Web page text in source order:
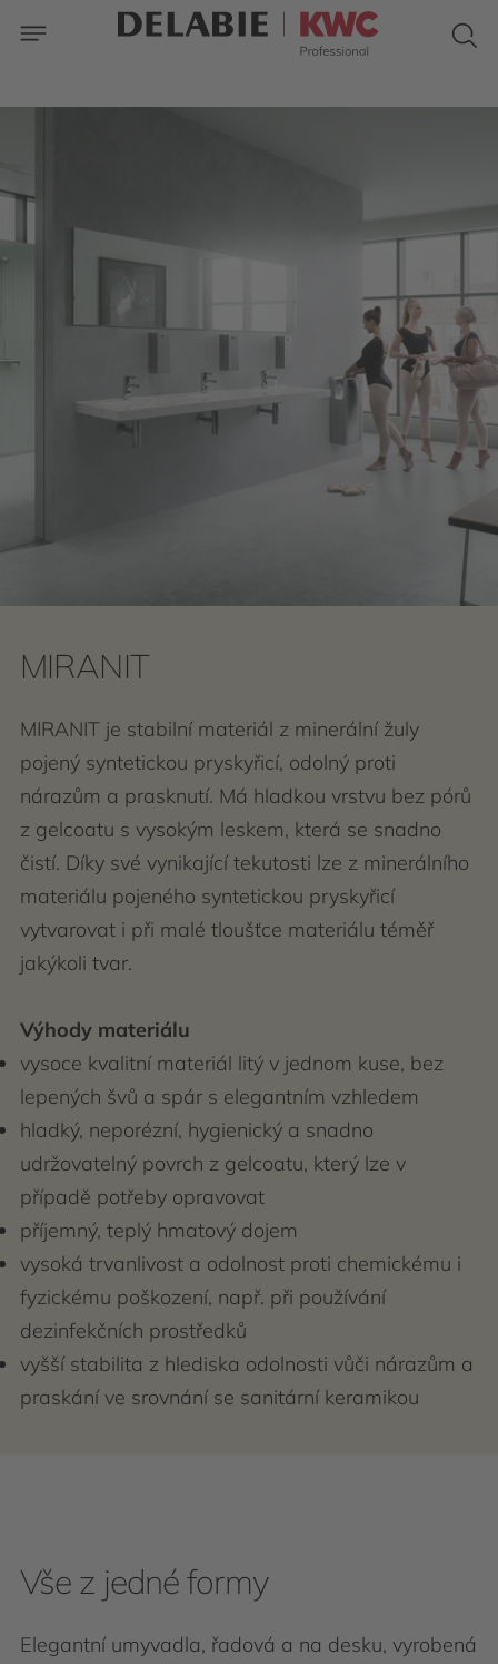
MIRANIT
MIRANIT je stabilní materiál z minerální žuly
pojený syntetickou pryskyřicí, odolný proti
nárazům a prasknutí. Má hladkou vrstvu bez pórů
z gelcoatu s vysokým leskem, která se snadno
čistí. Díky své vynikající tekutosti lze z minerálního
materiálu pojeného syntetickou pryskyřicí
vytvarovat i při malé tloušťce materiálu téměř
jakýkoli tvar.
Výhody materiálu
vysoce kvalitní materiál litý v jednom kuse, bez
lepených švů a spár s elegantním vzhledem
hladký, neporézní, hygienický a snadno
udržovatelný povrch z gelcoatu, který lze v
případě potřeby opravovat
příjemný, teplý hmatový dojem
vysoká trvanlivost a odolnost proti chemickému i
fyzickému poškození, např. při používání
dezinfekčních prostředků
vyšší stabilita z hlediska odolnosti vůči nárazům a
praskání ve srovnání se sanitární keramikou
Vše z jedné formy
Elegantní umyvadla, řadová a na desku, vyrobená